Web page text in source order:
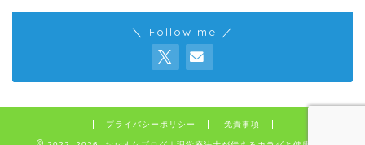
＼ Follow me ／
プライバシーポリシー 免責事項